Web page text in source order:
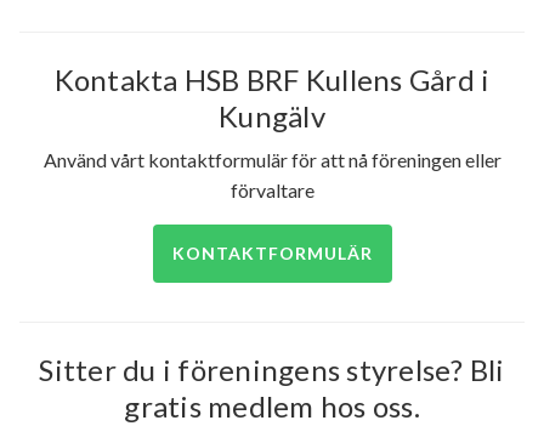
Kontakta HSB BRF Kullens Gård i
Kungälv
Använd vårt kontaktformulär för att nå föreningen eller
förvaltare
KONTAKTFORMULÄR
Sitter du i föreningens styrelse? Bli
gratis medlem hos oss.